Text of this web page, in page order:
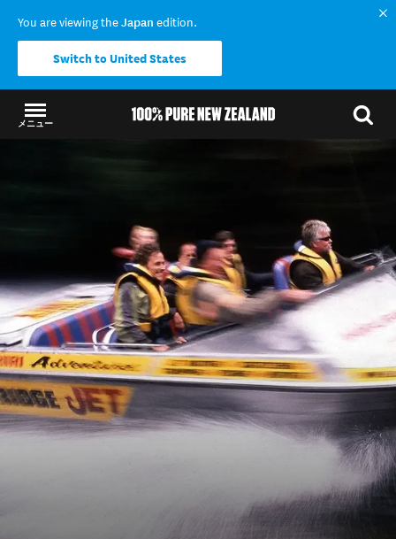
You are viewing theJapan edition.
Switch to United States
メニュー